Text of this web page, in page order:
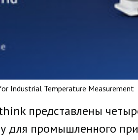
Industrial Temperature Measurement
представлены
для промышленного